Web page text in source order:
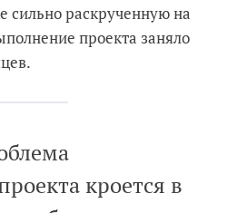
сильно раскрученную на
проекта заняло
кроется в